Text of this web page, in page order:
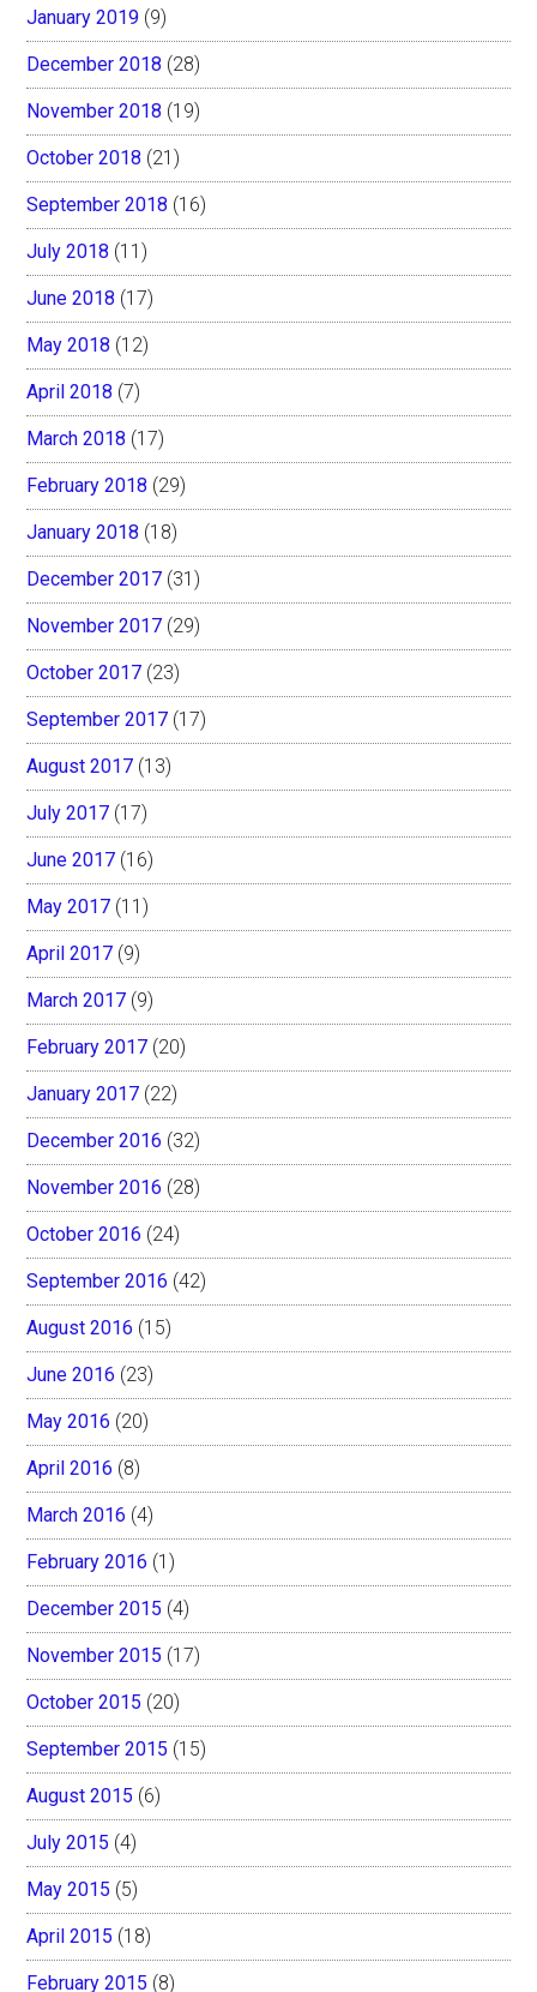
January 2019 (9)
December 2018 (28)
November 2018 (19)
October 2018 (21)
September 2018 (16)
July 2018 (11)
June 2018 (17)
May 2018 (12)
April 2018 (7)
March 2018 (17)
February 2018 (29)
January 2018 (18)
December 2017 (31)
November 2017 (29)
October 2017 (23)
September 2017 (17)
August 2017 (13)
July 2017 (17)
June 2017 (16)
May 2017 (11)
April 2017 (9)
March 2017 (9)
February 2017 (20)
January 2017 (22)
December 2016 (32)
November 2016 (28)
October 2016 (24)
September 2016 (42)
August 2016 (15)
June 2016 (23)
May 2016 (20)
April 2016 (8)
March 2016 (4)
February 2016 (1)
December 2015 (4)
November 2015 (17)
October 2015 (20)
September 2015 (15)
August 2015 (6)
July 2015 (4)
May 2015 (5)
April 2015 (18)
February 2015 (8)